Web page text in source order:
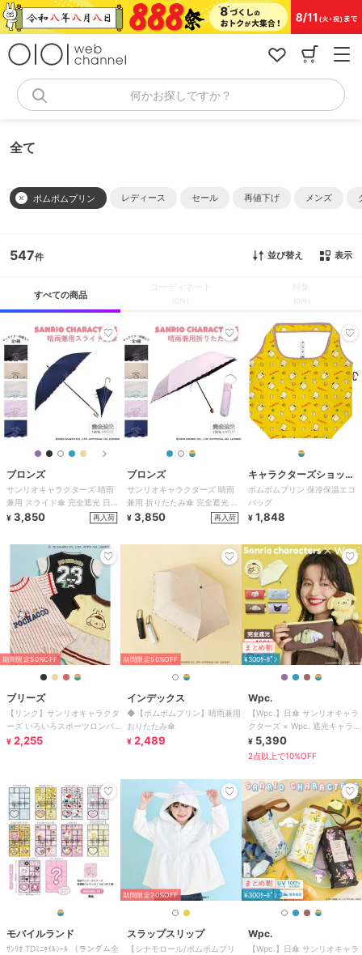
コ
ン
何かお探しですか？
全て
ポムポムプリン レディース セール 再値下げ メンズ
547 並び替え 表示
すべての商品
(0件) (0件)
ブロンズ
サンリオキャラクターズ 晴雨
兼用 スライド傘 完全遮光 日傘
長傘 刺繍
¥ 3,850 再入荷
ブロンズ
サンリオキャラクターズ 晴雨
兼用 折りたたみ傘 完全遮光 日
傘 刺繍
¥ 3,850 再入荷
キャラクターズショッ
プ ラフラフ
ポムポムプリン 保冷保温エコ
バッグ
¥ 1,848
期間限定50%OFF
ブリーズ
【リンク】サンリオキャラクタ
ーズ いろいろスポーツロンパ
ス
¥ 2,255
期間限定50%OFF
インデックス
◆【ポムポムプリン】晴雨兼用
おりたたみ傘
¥ 2,489
まとめ割
¥300ｸｰﾎﾟﾝ
Wpc.
【Wpc.】日傘 サンリオキャラ
クターズ × Wpc. 遮光キャラフ
レンズ 完全遮光 遮熱 晴雨兼用
¥ 5,390
2点以上で10%OFF
モバイルランド
ｻﾝﾘｵ TDﾐﾆﾀｲﾙｼｰﾙ （ランダム全
期間限定20%OFF
スラップスリップ
【シナモロール/ポムポムプリ
まとめ割
¥300ｸｰﾎﾟﾝ
Wpc.
【Wpc.】日傘 サンリオキャラ